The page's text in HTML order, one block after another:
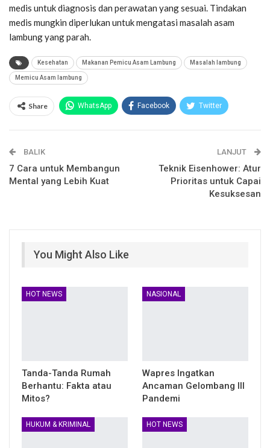
medis untuk diagnosis dan perawatan yang sesuai. Tindakan
medis mungkin diperlukan untuk mengatasi masalah asam
lambung yang parah.
Kesehatan Makanan Pemicu Asam Lambung Masalah lambung
Memicu Asam lambung
Share WhatsApp Facebook Twitter
Telegram
BALIK
7 Cara untuk Membangun
Mental yang Lebih Kuat
LANJUT
Teknik Eisenhower: Atur
Prioritas untuk Capai
Kesuksesan
You Might Also Like
HOT NEWS
Tanda-Tanda Rumah
Berhantu: Fakta atau
Mitos?
NASIONAL
Wapres Ingatkan
Ancaman Gelombang III
Pandemi
HUKUM & KRIMINAL HOT NEWS